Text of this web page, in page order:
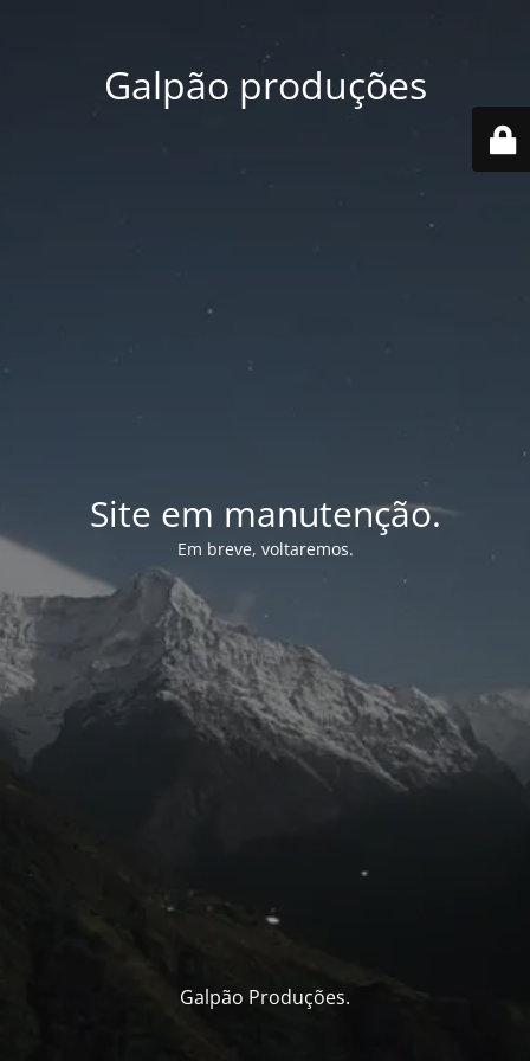
Galpão produções
Site em manutenção.
Em breve, voltaremos.
Galpão Produções.